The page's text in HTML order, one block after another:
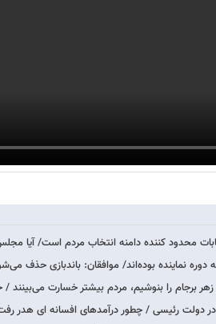
محدود کننده دامنه انتخاب مردم است/ آیا
نماینده بوده‌اند/ موافقان: باندبازی حذف
برجام را بنوشیم، مردم بیشتر خسارت می‌بینند /
در دولت رئیسی / چطور درآمدهای افسانه ای هدر